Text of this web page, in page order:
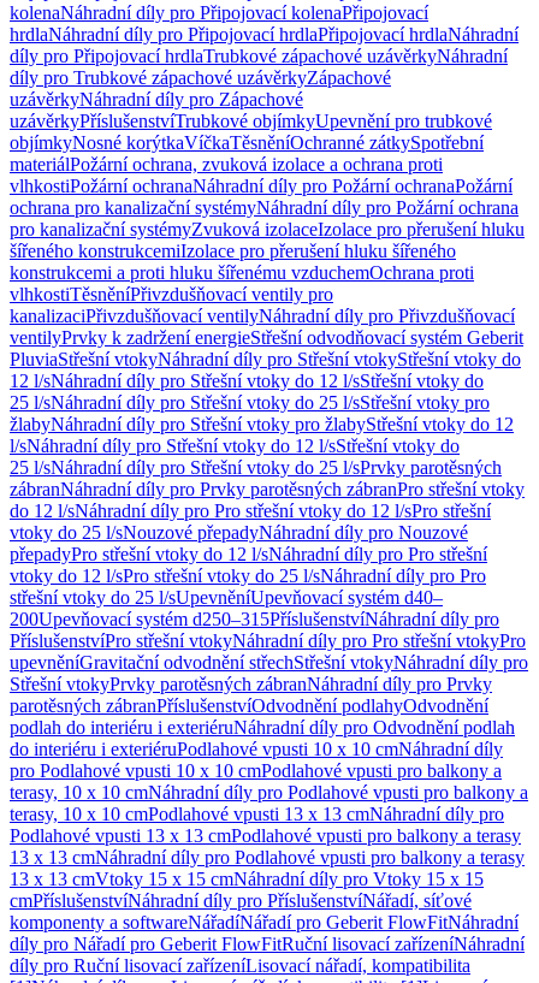
kolenaNáhradní díly pro Připojovací kolenaPřipojovací
hrdlaNáhradní díly pro Připojovací hrdlaPřipojovací hrdlaNáhradní
díly pro Připojovací hrdlaTrubkové zápachové uzávěrkyNáhradní
díly pro Trubkové zápachové uzávěrkyZápachové
uzávěrkyNáhradní díly pro Zápachové
uzávěrkyPříslušenstvíTrubkové objímkyUpevnění pro trubkové
objímkyNosné korýtkaVíčkaTěsněníOchranné zátkySpotřební
materiálPožární ochrana, zvuková izolace a ochrana proti
vlhkostiPožární ochranaNáhradní díly pro Požární ochranaPožární
ochrana pro kanalizační systémyNáhradní díly pro Požární ochrana
pro kanalizační systémyZvuková izolaceIzolace pro přerušení hluku
šířeného konstrukcemiIzolace pro přerušení hluku šířeného
konstrukcemi a proti hluku šířenému vzduchemOchrana proti
vlhkostiTěsněníPřivzdušňovací ventily pro
kanalizaciPřivzdušňovací ventilyNáhradní díly pro Přivzdušňovací
ventilyPrvky k zadržení energieStřešní odvodňovací systém Geberit
PluviaStřešní vtokyNáhradní díly pro Střešní vtokyStřešní vtoky do
12 l/sNáhradní díly pro Střešní vtoky do 12 l/sStřešní vtoky do
25 l/sNáhradní díly pro Střešní vtoky do 25 l/sStřešní vtoky pro
žlabyNáhradní díly pro Střešní vtoky pro žlabyStřešní vtoky do 12
l/sNáhradní díly pro Střešní vtoky do 12 l/sStřešní vtoky do
25 l/sNáhradní díly pro Střešní vtoky do 25 l/sPrvky parotěsných
zábranNáhradní díly pro Prvky parotěsných zábranPro střešní vtoky
do 12 l/sNáhradní díly pro Pro střešní vtoky do 12 l/sPro střešní
vtoky do 25 l/sNouzové přepadyNáhradní díly pro Nouzové
přepadyPro střešní vtoky do 12 l/sNáhradní díly pro Pro střešní
vtoky do 12 l/sPro střešní vtoky do 25 l/sNáhradní díly pro Pro
střešní vtoky do 25 l/sUpevněníUpevňovací systém d40–
200Upevňovací systém d250–315PříslušenstvíNáhradní díly pro
PříslušenstvíPro střešní vtokyNáhradní díly pro Pro střešní vtokyPro
upevněníGravitační odvodnění střechStřešní vtokyNáhradní díly pro
Střešní vtokyPrvky parotěsných zábranNáhradní díly pro Prvky
parotěsných zábranPříslušenstvíOdvodnění podlahyOdvodnění
podlah do interiéru i exteriéruNáhradní díly pro Odvodnění podlah
do interiéru i exteriéruPodlahové vpusti 10 x 10 cmNáhradní díly
pro Podlahové vpusti 10 x 10 cmPodlahové vpusti pro balkony a
terasy, 10 x 10 cmNáhradní díly pro Podlahové vpusti pro balkony a
terasy, 10 x 10 cmPodlahové vpusti 13 x 13 cmNáhradní díly pro
Podlahové vpusti 13 x 13 cmPodlahové vpusti pro balkony a terasy
13 x 13 cmNáhradní díly pro Podlahové vpusti pro balkony a terasy
13 x 13 cmVtoky 15 x 15 cmNáhradní díly pro Vtoky 15 x 15
cmPříslušenstvíNáhradní díly pro PříslušenstvíNářadí, síťové
komponenty a softwareNářadíNářadí pro Geberit FlowFitNáhradní
díly pro Nářadí pro Geberit FlowFitRuční lisovací zařízeníNáhradní
díly pro Ruční lisovací zařízeníLisovací nářadí, kompatibilita